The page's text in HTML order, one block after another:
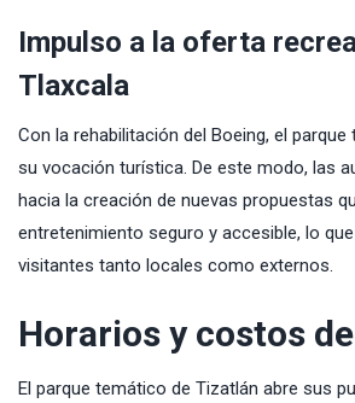
Impulso a la oferta
Tlaxcala
Con la rehabilitación del Boeing, el
su vocación turística. De este modo, las
hacia la creación de nuevas propuestas
entretenimiento seguro y accesible, lo
visitantes tanto locales como externos.
Horarios y costos
El parque temático de Tizatlán abre sus